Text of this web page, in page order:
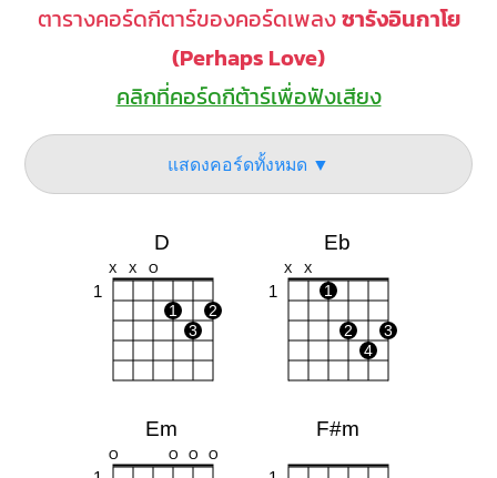
ตารางคอร์ดกีตาร์ของคอร์ดเพลงซารังอินกาโย
(Perhaps Love)
คลิกที่คอร์ดกีต้าร์เพื่อฟังเสียง
แสดงคอร์ดทั้งหมด ▼
D
X X O
1
1
2
3
Eb
X X
1 1
2
3
4
Em
O O O O
F#m